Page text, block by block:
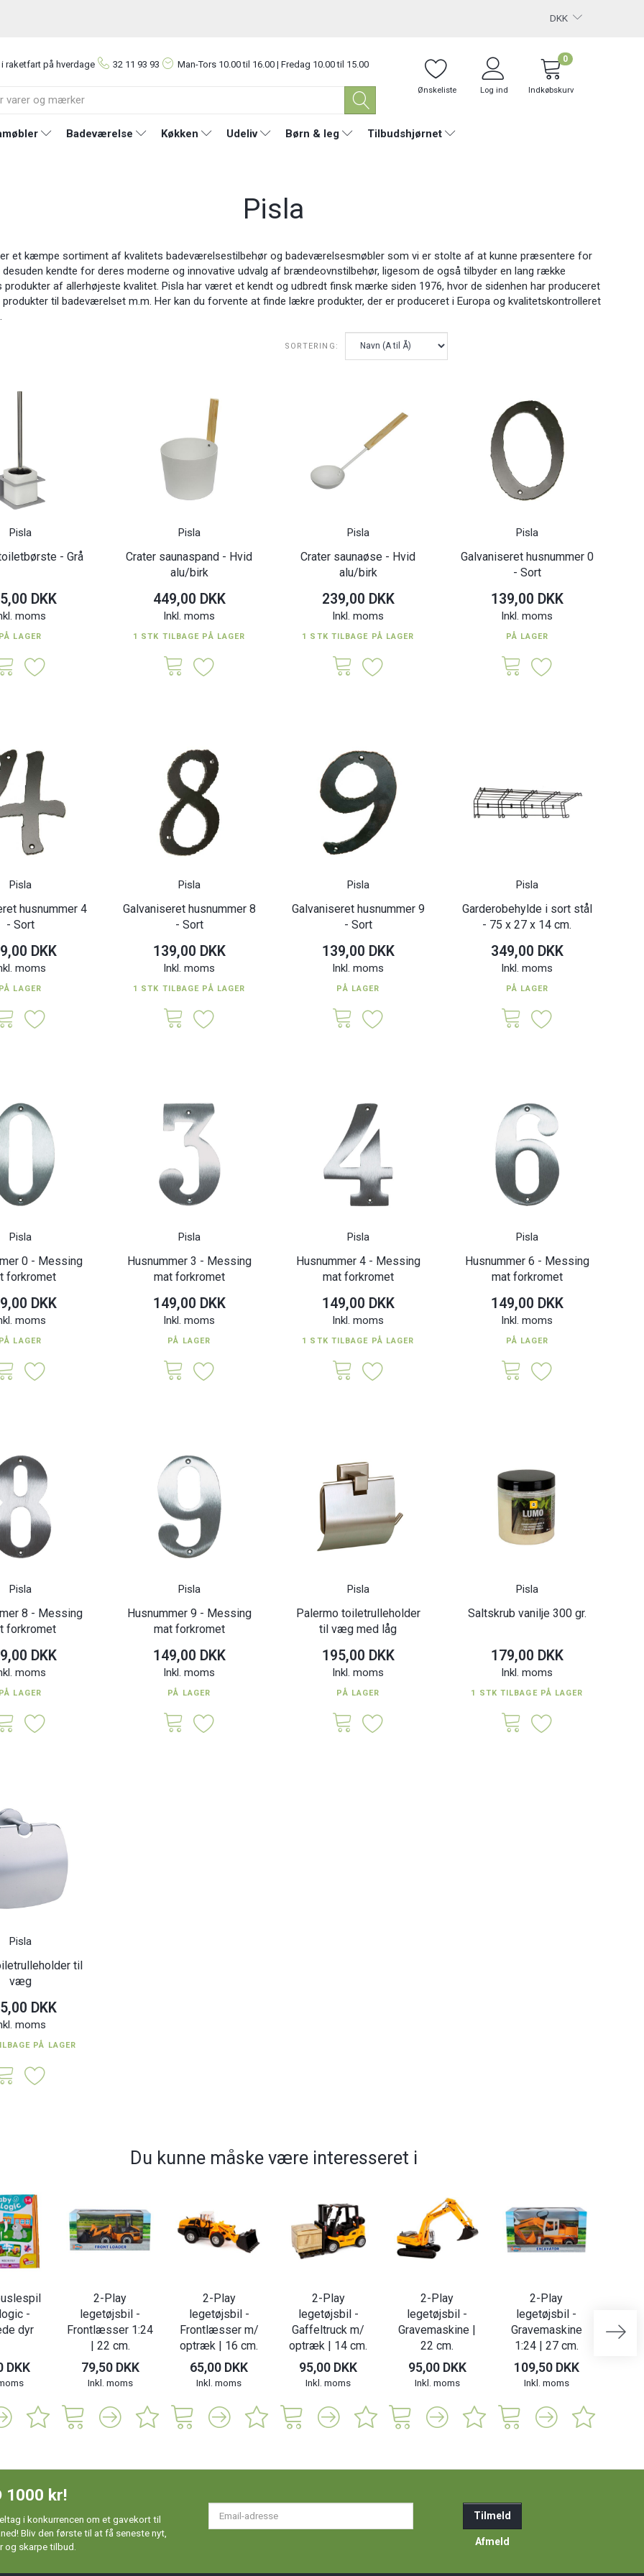
DKK
raketfart på hverdage 32 11 93 93 Man-Tors 10.00 til 16.00 | Fredag 10.00 til 15.00
Ønskeliste Log ind Indkøbskurv
0
Badeværelse Køkken Udeliv Børn & leg Tilbudshjørnet
- 6 stk.
Natureo toiletbørste - Sort
Mix n' modul
opbevaringskasse - Sand
Pisla
et kæmpe sortiment af kvalitets badeværelsestilbehør og badeværelsesmøbler som vi er stolte af at kunne præsentere for
desuden kendte for deres moderne og innovative udvalg af brændeovnstilbehør, ligesom de også tilbyder en lang række
produkter af allerhøjeste kvalitet. Pisla har været et kendt og udbredt finsk mærke siden 1976, hvor de sidenhen har produceret
til badeværelset m.m. Her kan du forvente at finde lækre produkter, der er produceret i Europa og kvalitetskontrolleret
SORTERING:
Pisla
- Grå
DKK
moms
LAGER
Pisla
Crater saunaspand - Hvid
alu/birk
449,00 DKK
Inkl. moms
1 STK TILBAGE PÅ LAGER
Pisla
Crater saunaøse - Hvid
alu/birk
239,00 DKK
Inkl. moms
1 STK TILBAGE PÅ LAGER
Pisla
Galvaniseret husnummer 0
- Sort
139,00 DKK
Inkl. moms
PÅ LAGER
Pisla
husnummer 4
- Sort
DKK
moms
LAGER
Pisla
Galvaniseret husnummer 8
- Sort
139,00 DKK
Inkl. moms
1 STK TILBAGE PÅ LAGER
Pisla
Galvaniseret husnummer 9
- Sort
139,00 DKK
Inkl. moms
PÅ LAGER
Pisla
Garderobehylde i sort stål
- 75 x 27 x 14 cm.
349,00 DKK
Inkl. moms
PÅ LAGER
Pisla
0 - Messing
forkromet
DKK
moms
LAGER
Pisla
Husnummer 3 - Messing
mat forkromet
149,00 DKK
Inkl. moms
PÅ LAGER
Pisla
Husnummer 4 - Messing
mat forkromet
149,00 DKK
Inkl. moms
1 STK TILBAGE PÅ LAGER
Pisla
Husnummer 6 - Messing
mat forkromet
149,00 DKK
Inkl. moms
PÅ LAGER
Pisla
8 - Messing
forkromet
DKK
moms
LAGER
Pisla
Husnummer 9 - Messing
mat forkromet
149,00 DKK
Inkl. moms
PÅ LAGER
Pisla
Palermo toiletrulleholder
til væg med låg
195,00 DKK
Inkl. moms
PÅ LAGER
Pisla
Saltskrub vanilje 300 gr.
179,00 DKK
Inkl. moms
1 STK TILBAGE PÅ LAGER
Pisla
til
væg
DKK
moms
PÅ LAGER
Du kunne måske være interesseret i
-
dyr
DKK
2-Play
legetøjsbil -
Frontlæsser 1:24
| 22 cm.
79,50 DKK
Inkl. moms
2-Play
legetøjsbil -
Frontlæsser m/
optræk | 16 cm.
65,00 DKK
Inkl. moms
2-Play
legetøjsbil -
Gaffeltruck m/
optræk | 14 cm.
95,00 DKK
Inkl. moms
2-Play
legetøjsbil -
Gravemaskine |
22 cm.
95,00 DKK
Inkl. moms
2-Play
legetøjsbil -
Gravemaskine
1:24 | 27 cm.
109,50 DKK
Inkl. moms
m/
1000 kr!
i konkurrencen om et gavekort til
Bliv den første til at få seneste nyt,
og skarpe tilbud.
Tilmeld
Afmeld